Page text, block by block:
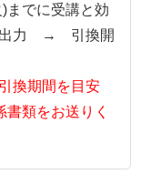
に受講と効
出力 → 引換開
換期間を目安
類をお送りく